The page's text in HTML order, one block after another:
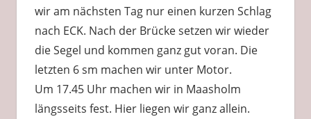
wir am nächsten Tag nur einen kurzen Schlag
nach ECK. Nach der Brücke setzen wir wieder
die Segel und kommen ganz gut voran. Die
letzten 6 sm machen wir unter Motor.
Um 17.45 Uhr machen wir in Maasholm
längsseits fest. Hier liegen wir ganz allein.